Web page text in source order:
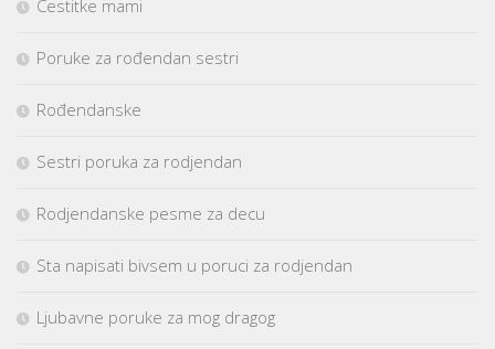
Cestitke mami
Poruke za rođendan sestri
Rođendanske
Sestri poruka za rodjendan
Rodjendanske pesme za decu
Sta napisati bivsem u poruci za rodjendan
Ljubavne poruke za mog dragog